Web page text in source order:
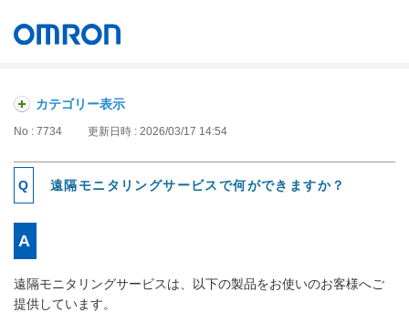
カテゴリー表示
No : 7734 更新日時 : 2026/03/17 14:54
遠隔モニタリングサービスで何ができますか？
遠隔モニタリングサービスは、以下の製品をお使いのお客様へご
提供しています。